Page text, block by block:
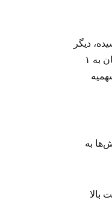
دیگر
واجد شرایط دریافت سهمیه سوخت نخواهند بود. به عنوان مثال، قیمت خودرو اطلس اتوماتیک از ۸۷۷ میلیون تومان به ۱
به
بالا